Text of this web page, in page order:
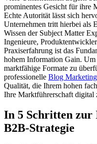
prominentes Gesicht für ihre
Echte Autorität lässt sich
Unternehmen tritt hierbei als
Wissen der Subject Matter
Ingenieure,
Praxiserfahrung ist das
hohem Information Gain.
marktfähige Formate zu
professionelle Blog
Qualität, die Ihrem hohen
Ihre Marktführerschaft digital
In 5 Schritten
B2B-Strategie